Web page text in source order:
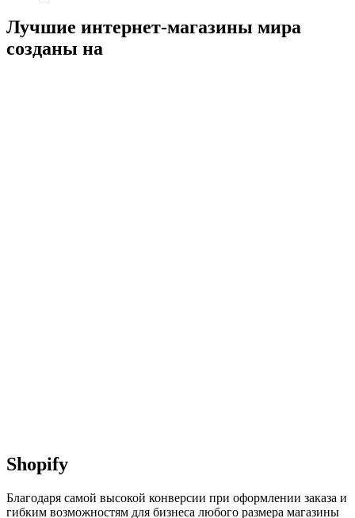
Лучшие интернет-магазины мира
созданы на
Shopify
Благодаря самой высокой конверсии при оформлении заказа и
гибким возможностям для бизнеса любого размера магазины